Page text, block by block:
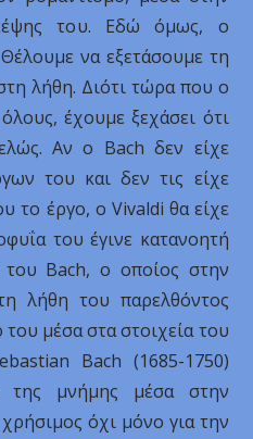
του. Εδώ όμως, ο
να εξετάσουμε τη
λήθη. Διότι τώρα που ο
έχουμε ξεχάσει ότι
Αν ο Bach δεν είχε
του και δεν τις είχε
το έργο, ο Vivaldi θα είχε
του έγινε κατανοητή
Bach, ο οποίος στην
λήθη του παρελθόντος
μέσα στα στοιχεία του
Bach (1685-1750)
της μνήμης μέσα στην
όχι μόνο για την